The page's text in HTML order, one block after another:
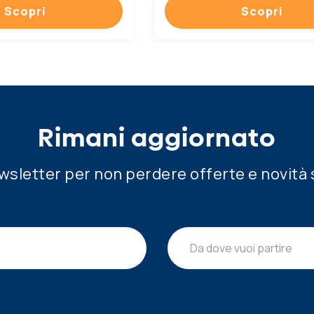
Scopri Scopri
Rimani aggiornato
per non perdere offerte e
Da dove vuoi partire